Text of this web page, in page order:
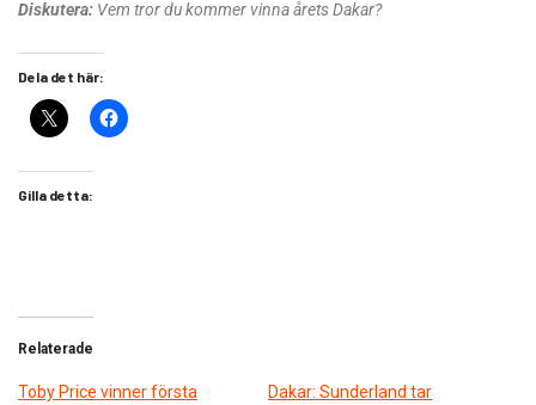
Diskutera: Vem tror du kommer vinna årets Dakar?
Dela det här:
Gilla detta:
Relaterade
Toby Price vinner första
Dakar: Sunderland tar